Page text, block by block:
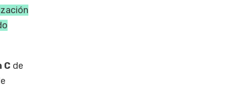
C de